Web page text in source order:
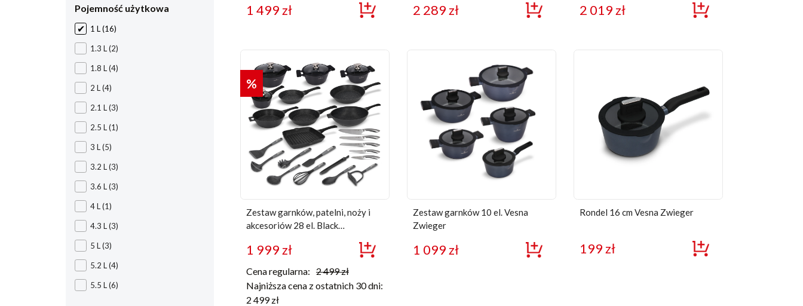
Pojemność użytkowa
1 L(16)
1.3 L(2)
1.8 L(4)
2 L(4)
2.1 L(3)
2.5 L(1)
3 L(5)
3.2 L(3)
3.6 L(3)
4 L(1)
4.3 L(3)
5 L(3)
5.2 L(4)
5.5 L(6)
1 499zł 2 289zł 2 019zł
%
Zestaw garnków, patelni, noży i
akcesoriów 28 el. Black
1 999zł
Cena regularna: 2 499zł
Najniższa cena z ostatnich 30 dni:
2 499 zł
Zestaw garnków 10 el. Vesna
Zwieger
1 099zł
Rondel 16 cm Vesna Zwieger
199zł